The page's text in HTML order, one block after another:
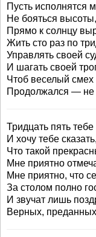
Пусть исполнятся
Не бояться высоты,
Прямо к солнцу
Жить сто раз по
Управлять своей
И шагать своей
Чтоб веселый
Продолжался — не
Тридцать пять тебе
И хочу тебе сказать,
Что такой
Мне приятно
Мне приятно, что
За столом полно
И звучат лишь
Верных,